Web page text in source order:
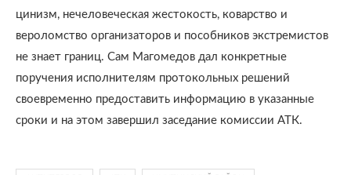
цинизм, нечеловеческая жестокость, коварство и
вероломство организаторов и пособников экстремистов
не знает границ. Сам Магомедов дал конкретные
поручения исполнителям протокольных решений
своевременно предоставить информацию в указанные
сроки и на этом завершил заседание комиссии АТК.